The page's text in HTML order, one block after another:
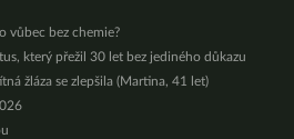
vůbec bez chemie?
který přežil 30 let bez jediného důkazu
žláza se zlepšila (Martina, 41 let)